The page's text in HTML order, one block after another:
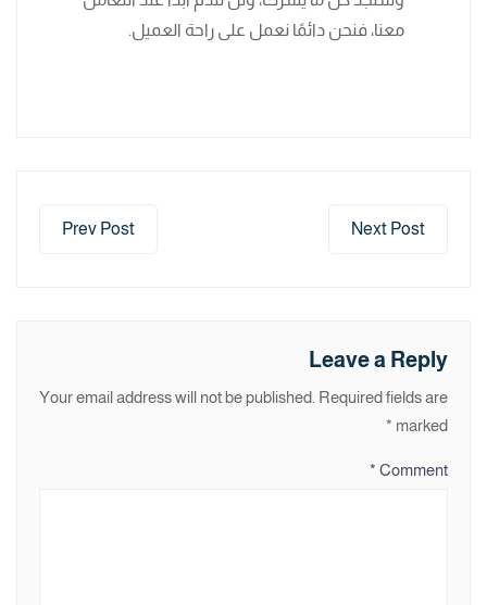
معنا، فنحن دائمًا نعمل على راحة العميل.
Prev Post Next Post
Leave a Reply
Your email address will not be published. Required fields are
marked
*
Comment
*